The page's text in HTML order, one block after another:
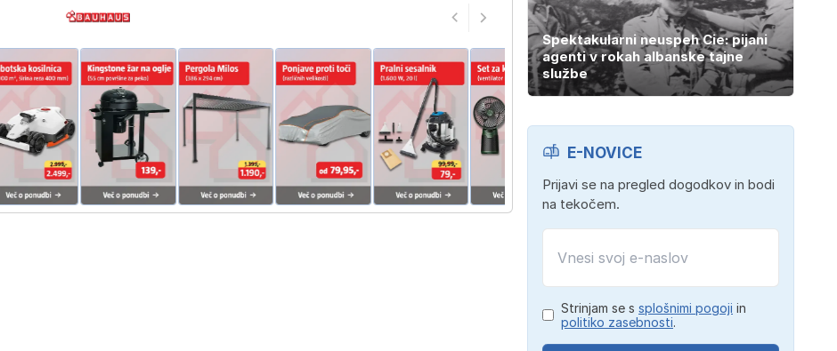
Spektakularni neuspeh Cie: pijani
agenti v rokah albanske tajne
službe
E-NOVICE
Prijavi se na pregled dogodkov in bodi
na tekočem.
Strinjam se s splošnimi pogoji in
politiko zasebnosti.